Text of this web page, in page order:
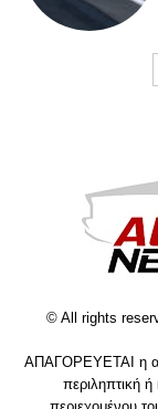
© All rights
ΑΠΑΓΟΡΕΥΕΤΑΙ η
περιληπτική